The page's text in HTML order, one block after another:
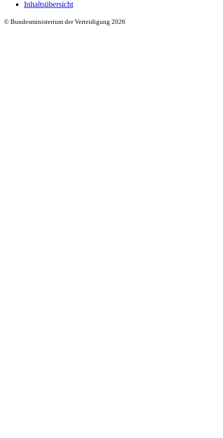
Inhaltsübersicht
© Bundesministerium der Verteidigung 2026